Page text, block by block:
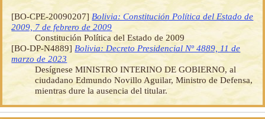
[BO-CPE-20090207] Bolivia: Constitución Política del Estado de
2009, 7 de febrero de 2009
Constitución Política del Estado de 2009
[BO-DP-N4889] Bolivia: Decreto Presidencial Nº 4889, 11 de
marzo de 2023
Desígnese MINISTRO INTERINO DE GOBIERNO, al
ciudadano Edmundo Novillo Aguilar, Ministro de Defensa,
mientras dure la ausencia del titular.